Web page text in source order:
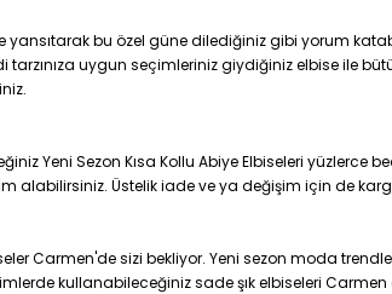
bu özel güne dilediğiniz gibi yorum
uygun seçimleriniz giydiğiniz elbise ile
Yeni Sezon Kısa Kollu Abiye Elbiseleri yüzlerce
alabilirsiniz. Üstelik iade ve ya değişim için de
Carmen'de sizi bekliyor. Yeni sezon moda
kullanabileceğiniz sade şık elbiseleri